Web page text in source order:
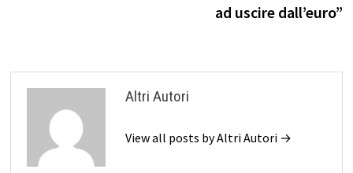
ad uscire dall’euro”
Altri Autori
View all posts by Altri Autori →